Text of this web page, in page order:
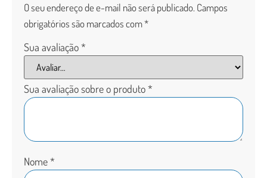
O seu endereço de e-mail não será publicado. Campos
obrigatórios são marcados com*
Sua avaliação*
Sua avaliação sobre o produto*
Nome*